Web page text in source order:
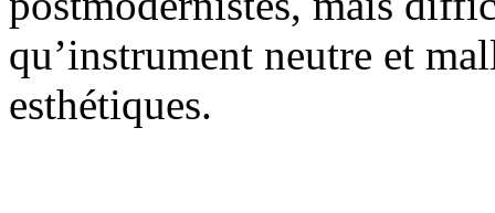
qu’instrument neutre et
esthétiques.